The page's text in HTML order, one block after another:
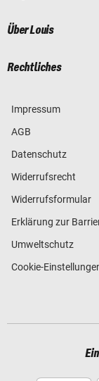
Über Louis
Rechtliches
Impressum
AGB
Datenschutz
Widerrufsrecht
Widerrufsformular
Erklärung zur
Umweltschutz
Cookie-